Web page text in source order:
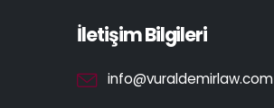
İletişim Bilgileri
info@vuraldemirlaw.com